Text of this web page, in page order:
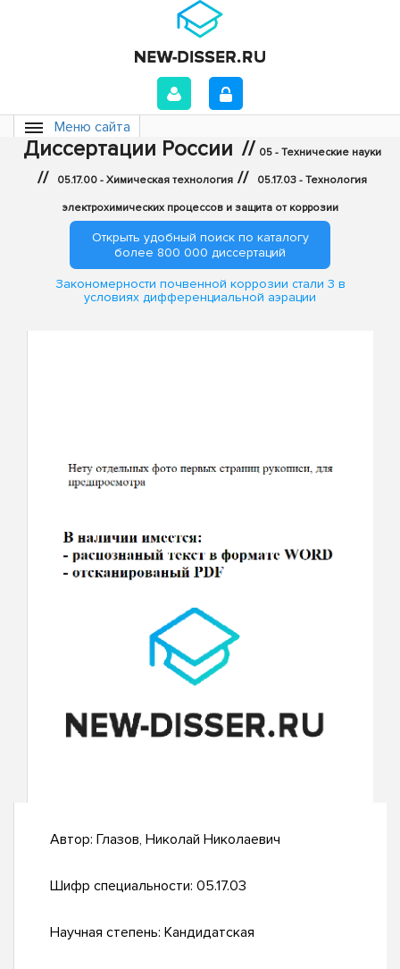
Меню сайта
Диссертации России // 05 - Технические науки
// 05.17.00 - Химическая технология // 05.17.03 - Технология
электрохимических процессов и защита от коррозии
Открыть удобный поиск по каталогу
более 800 000 диссертаций
Закономерности почвенной коррозии стали 3 в
условиях дифференциальной аэрации
Автор: Глазов, Николай Николаевич
Шифр специальности: 05.17.03
Научная степень: Кандидатская